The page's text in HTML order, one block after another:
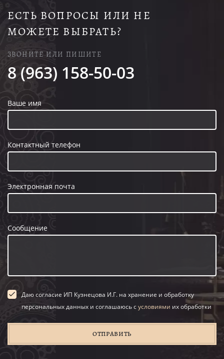
ЕСТЬ ВОПРОСЫ ИЛИ НЕ
МОЖЕТЕ ВЫБРАТЬ?
ЗВОНИТЕ ИЛИ ПИШИТЕ
8 (963) 158-50-03
Ваше имя
Контактный телефон
Электронная почта
Сообщение
Даю согласие ИП Кузнецова И.Г. на хранение и обработку
персональных данных и соглашаюсь сусловиями их обработки
ОТПРАВИТЬ